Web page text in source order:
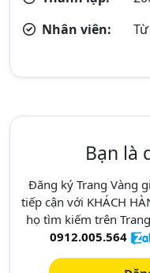
Nhân viên:
Bạn là
Đăng ký Trang Vàng
tiếp cận với KHÁCH
họ tìm kiếm trên
0912.005.564